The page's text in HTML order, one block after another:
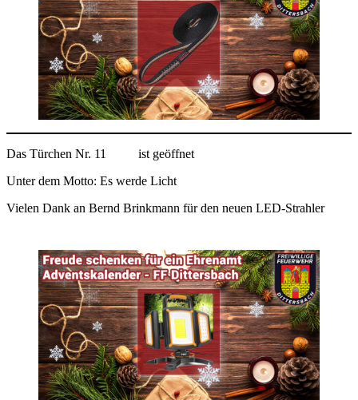
Das Türchen Nr. 11
ist geöffnet
Unter dem Motto: Es werde Licht
Vielen Dank an Bernd Brinkmann für den neuen LED-Strahler